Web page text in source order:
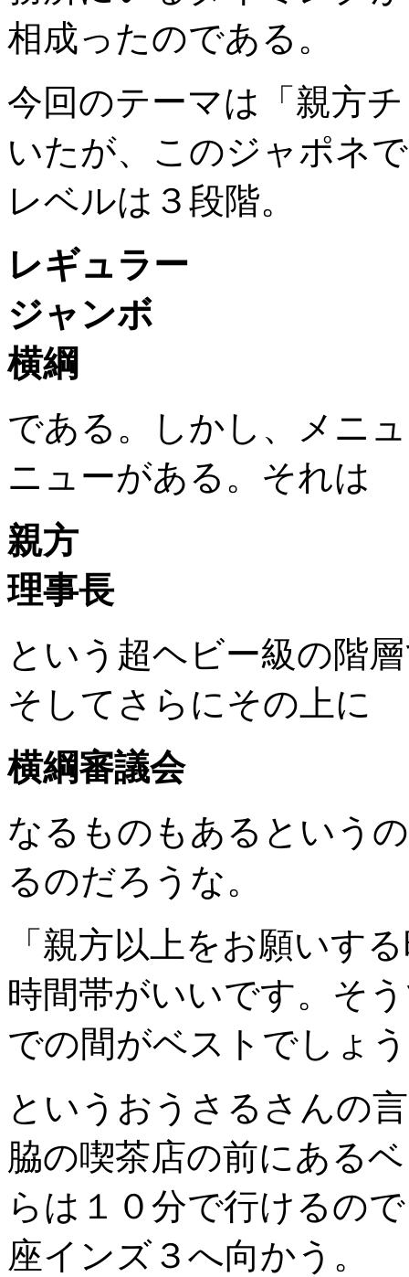
相成ったのである。
今回のテーマは「親方
いたが、このジャポネ
レベルは３段階。
レギュラー
ジャンボ
横綱
である。しかし、メニ
ニューがある。それは
親方
理事長
という超ヘビー級の階
そしてさらにその上に
横綱審議会
なるものもあるという
るのだろうな。
「親方以上をお願いす
時間帯がいいです。そ
での間がベストでしょ
というおうさるさんの
脇の喫茶店の前にある
らは１０分で行けるの
座インズ３へ向かう。